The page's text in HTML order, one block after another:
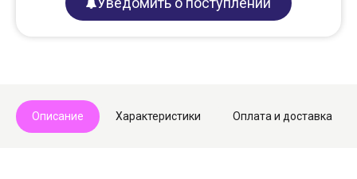
Описание Характеристики Оплата и доставка